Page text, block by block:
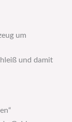
um
und damit